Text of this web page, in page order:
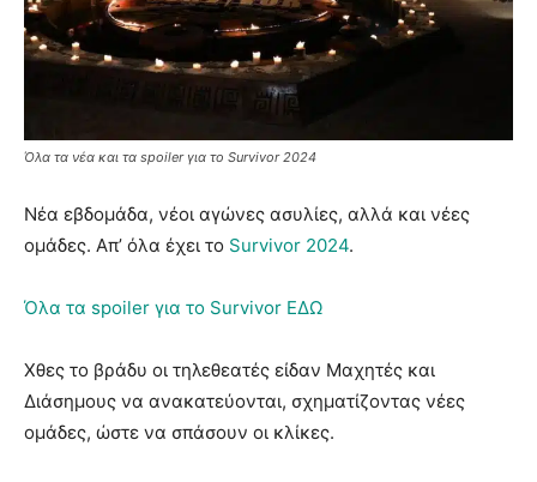
Όλα τα νέα και τα spoiler για το Survivor 2024
Νέα εβδομάδα, νέοι αγώνες ασυλίες, αλλά και νέες
ομάδες. Απ’ όλα έχει το Survivor 2024.
Όλα τα spoiler για το Survivor ΕΔΩ
Χθες το βράδυ οι τηλεθεατές είδαν Μαχητές και
Διάσημους να ανακατεύονται, σχηματίζοντας νέες
ομάδες, ώστε να σπάσουν οι κλίκες.